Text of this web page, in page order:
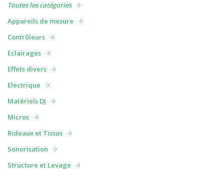
Toutes les catégories
Appareils de mesure
Contrôleurs
Eclairages
Effets divers
Electrique
Matériels DJ
Micros
Rideaux et Tissus
Sonorisation
Structure et Levage